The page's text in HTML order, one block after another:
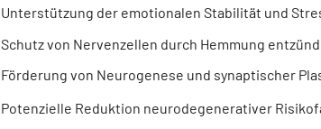
Unterstützung der emotionalen Stabilität und
Schutz von Nervenzellen durch Hemmung
Förderung von Neurogenese und synaptischer
Potenzielle Reduktion neurodegenerativer